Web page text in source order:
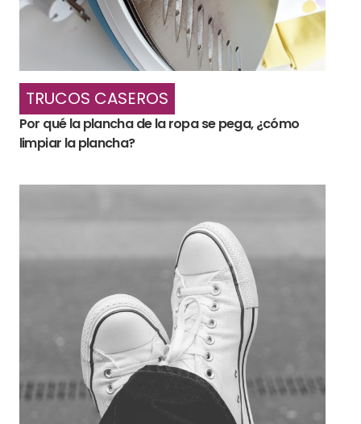
TRUCOS CASEROS
Por qué la plancha de la ropa se pega, ¿cómo
limpiar la plancha?